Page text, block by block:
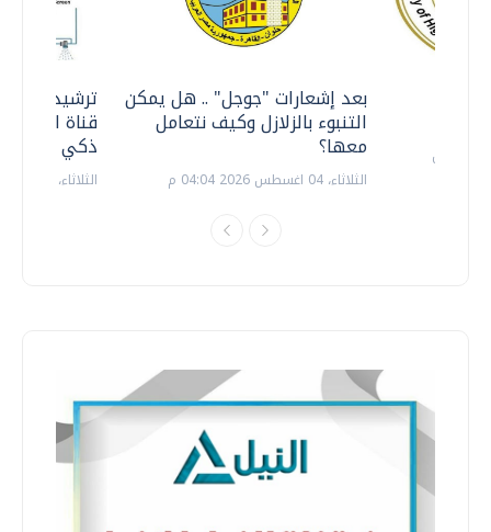
ترشيدا
قناة
ذكي
الثلاثاء، 14 يوليو 2026 06:11 م
بعد إشعارات "جوجل" .. هل يمكن
التنبوء بالزلازل وكيف نتعامل
معها؟
الثلاثاء، 04 اغسطس 2026 04:04 م